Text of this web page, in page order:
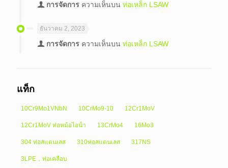
การจัดการ ความเห็นบน ท่อเหล็ก LSAW
ธันวาคม 2, 2023
การจัดการ ความเห็นบน ท่อเหล็ก LSAW
แท็ก
10Cr9Mo1VNbN 10CrMo9-10 12Cr1MoV
12Cr1MoV ท่อหม้อไอน้ํา 13CrMo4 16Mo3
304 ท่อสแตนเลส 310ท่อสแตนเลส 317NS
3LPE，ท่อเคลือบ